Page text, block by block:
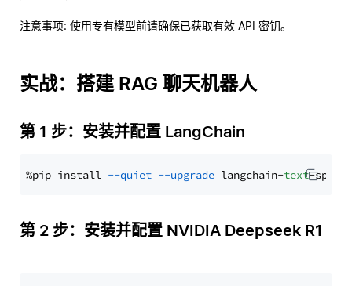
注意事项: 使用专有模型前请确保已获取有效 API 密钥。
实战：搭建 RAG 聊天机器人
第 1 步：安装并配置 LangChain
%pip install --quiet --upgrade langchain-text
第 2 步：安装并配置 NVIDIA Deepseek R1